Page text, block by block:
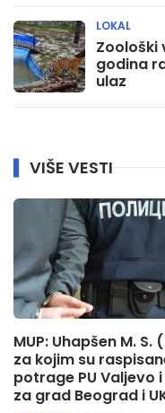
Zoološki
godina
ulaz
LOKAL
VIŠE VESTI
MUP: Uhapšen M. S.
za kojim su
potrage PU Valjevo i
za grad Beograd i